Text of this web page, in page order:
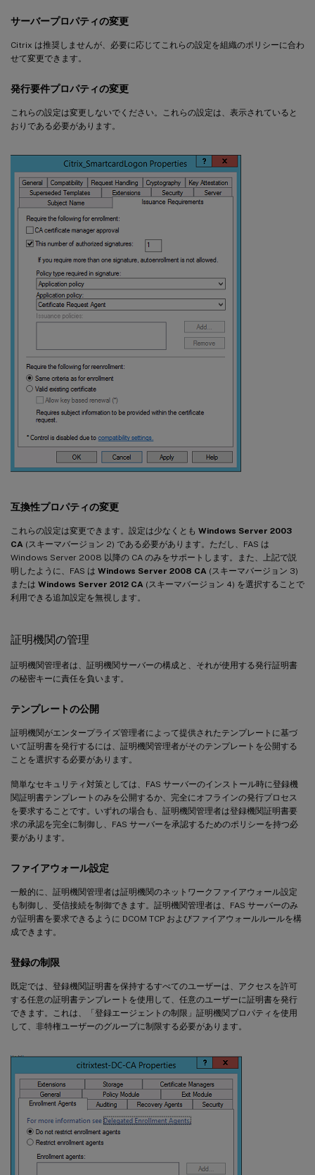
サーバープロパティの変更
Citrix は推奨しませんが、必要に応じてこれらの設定を組織のポリシーに合わ
せて変更できます。
発行要件プロパティの変更
これらの設定は変更しないでください。これらの設定は、表示されていると
おりである必要があります。
互換性プロパティの変更
これらの設定は変更できます。設定は少なくとも Windows Server 2003
CA (スキーマバージョン 2) である必要があります。ただし、FAS は
Windows Server 2008 以降の CA のみをサポートします。また、上記で説
明したように、FAS は Windows Server 2008 CA (スキーマバージョン 3)
または Windows Server 2012 CA (スキーマバージョン 4) を選択することで
利用できる追加設定を無視します。
証明機関の管理
証明機関管理者は、証明機関サーバーの構成と、それが使用する発行証明書
の秘密キーに責任を負います。
テンプレートの公開
証明機関がエンタープライズ管理者によって提供されたテンプレートに基づ
いて証明書を発行するには、証明機関管理者がそのテンプレートを公開する
ことを選択する必要があります。
簡単なセキュリティ対策としては、FAS サーバーのインストール時に登録機
関証明書テンプレートのみを公開するか、完全にオフラインの発行プロセス
を要求することです。いずれの場合も、証明機関管理者は登録機関証明書要
求の承認を完全に制御し、FAS サーバーを承認するためのポリシーを持つ必
要があります。
ファイアウォール設定
一般的に、証明機関管理者は証明機関のネットワークファイアウォール設定
も制御し、受信接続を制御できます。証明機関管理者は、FAS サーバーのみ
が証明書を要求できるように DCOM TCP およびファイアウォールルールを構
成できます。
登録の制限
既定では、登録機関証明書を保持するすべてのユーザーは、アクセスを許可
する任意の証明書テンプレートを使用して、任意のユーザーに証明書を発行
できます。これは、「登録エージェントの制限」証明機関プロパティを使用
して、非特権ユーザーのグループに制限する必要があります。